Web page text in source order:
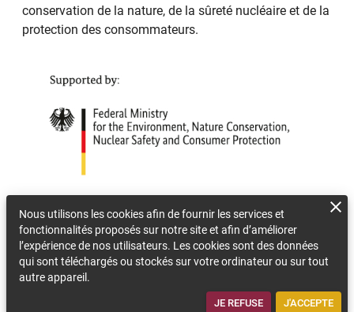
conservation de la nature, de la sûreté nucléaire et de la
protection des consommateurs.
Nous utilisons les cookies afin de fournir les services et
fonctionnalités proposés sur notre site et afin d’améliorer
l’expérience de nos utilisateurs. Les cookies sont des données
qui sont téléchargés ou stockés sur votre ordinateur ou sur tout
autre appareil.
JE REFUSE J'ACCEPTE